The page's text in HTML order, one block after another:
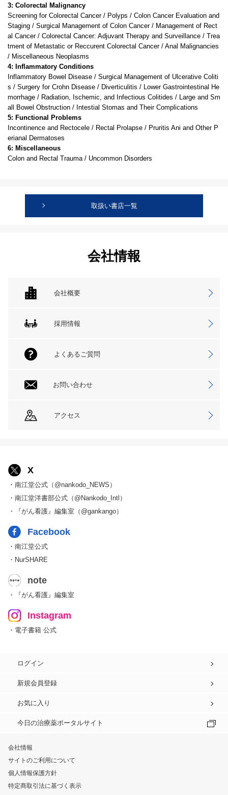
3: Colorectal Malignancy
Screening for Colorectal Cancer / Polyps / Colon Cancer Evaluation and
Staging / Surgical Management of Colon Cancer / Management of Rect
al Cancer / Colorectal Cancer: Adjuvant Therapy and Surveillance / Trea
tment of Metastatic or Reccurent Colorectal Cancer / Anal Malignancies
/ Miscellaneous Neoplasms
4: Inflammatory Conditions
Inflammatory Bowel Disease / Surgical Management of Ulcerative Coliti
s / Surgery for Crohn Disease / Diverticulitis / Lower Gastrointestinal He
morrhage / Radiation, Ischemic, and Infectious Colitides / Large and Sm
all Bowel Obstruction / Intestial Stomas and Their Complications
5: Functional Problems
Incontinence and Rectocele / Rectal Prolapse / Pruritis Ani and Other P
erianal Dermatoses
6: Miscellaneous
Colon and Rectal Trauma / Uncommon Disorders
取扱い書店一覧
会社情報
会社概要
採用情報
よくあるご質問
お問い合わせ
アクセス
X
・南江堂公式（@nankodo_NEWS）
・南江堂洋書部公式（@Nankodo_Intl）
・『がん看護』編集室（@gankango）
Facebook
・南江堂公式
・NurSHARE
note
・『がん看護』編集室
Instagram
・電子書籍 公式
ログイン
新規会員登録
お気に入り
今日の治療薬ポータルサイト
会社情報
サイトのご利用について
個人情報保護方針
特定商取引法に基づく表示